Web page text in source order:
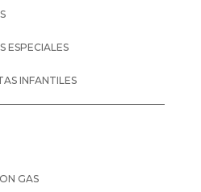
ESPECIALES
INFANTILES
GAS